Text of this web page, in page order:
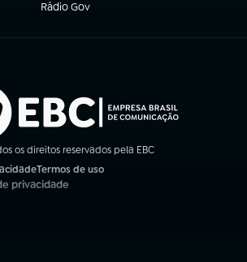
Rádio Gov
(abre em nova aba)
os direitos reservados pela EBC
Termos de uso
(abre em nova aba)
privacidade